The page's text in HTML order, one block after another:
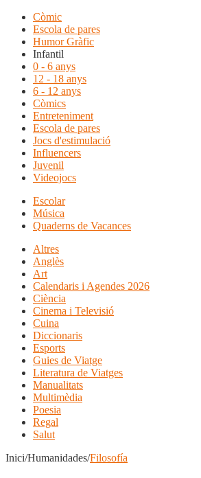
Còmic
Escola de pares
Humor Gràfic
Infantil
0 - 6 anys
12 - 18 anys
6 - 12 anys
Còmics
Entreteniment
Escola de pares
Jocs d'estimulació
Influencers
Juvenil
Videojocs
Escolar
Música
Quaderns de Vacances
Altres
Anglès
Art
Calendaris i Agendes 2026
Ciència
Cinema i Televisió
Cuina
Diccionaris
Esports
Guies de Viatge
Literatura de Viatges
Manualitats
Multimèdia
Poesia
Regal
Salut
Inici/Humanidades/Filosofía